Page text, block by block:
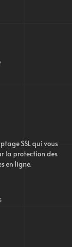
SSL qui vous
la protection des
en ligne.